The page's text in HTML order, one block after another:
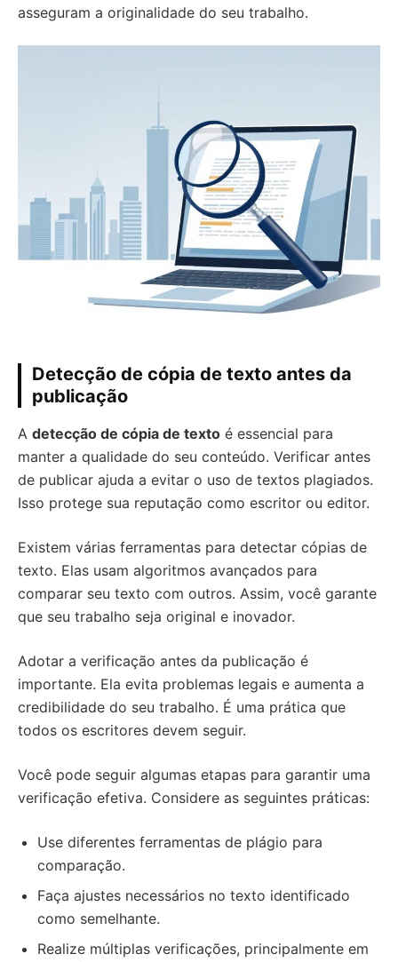
asseguram a originalidade do seu trabalho.
Detecção de cópia de texto antes da
publicação
A detecção de cópia de texto é essencial para
manter a qualidade do seu conteúdo. Verificar antes
de publicar ajuda a evitar o uso de textos plagiados.
Isso protege sua reputação como escritor ou editor.
Existem várias ferramentas para detectar cópias de
texto. Elas usam algoritmos avançados para
comparar seu texto com outros. Assim, você garante
que seu trabalho seja original e inovador.
Adotar a verificação antes da publicação é
importante. Ela evita problemas legais e aumenta a
credibilidade do seu trabalho. É uma prática que
todos os escritores devem seguir.
Você pode seguir algumas etapas para garantir uma
verificação efetiva. Considere as seguintes práticas:
Use diferentes ferramentas de plágio para
comparação.
Faça ajustes necessários no texto identificado
como semelhante.
Realize múltiplas verificações, principalmente em